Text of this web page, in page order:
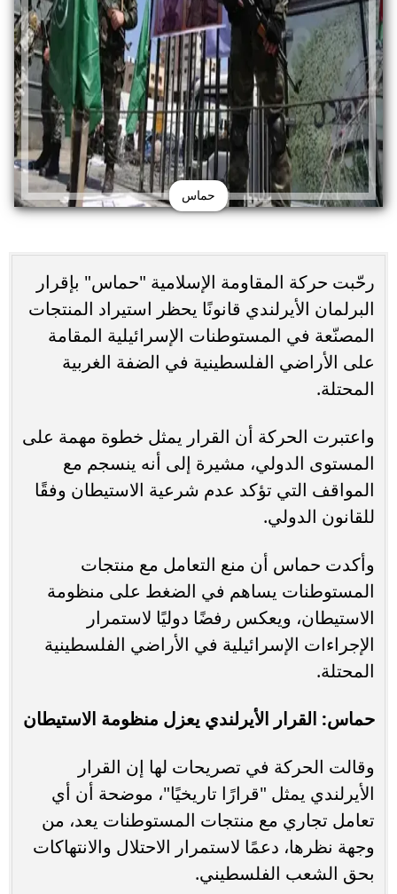
حماس
رحّبت حركة المقاومة الإسلامية "حماس" بإقرار
البرلمان الأيرلندي قانونًا يحظر استيراد المنتجات
المصنّعة في المستوطنات الإسرائيلية المقامة
على الأراضي الفلسطينية في الضفة الغربية
المحتلة.
واعتبرت الحركة أن القرار يمثل خطوة مهمة على
المستوى الدولي، مشيرة إلى أنه ينسجم مع
المواقف التي تؤكد عدم شرعية الاستيطان وفقًا
للقانون الدولي.
وأكدت حماس أن منع التعامل مع منتجات
المستوطنات يساهم في الضغط على منظومة
الاستيطان، ويعكس رفضًا دوليًا لاستمرار
الإجراءات الإسرائيلية في الأراضي الفلسطينية
المحتلة.
حماس: القرار الأيرلندي يعزل منظومة الاستيطان
وقالت الحركة في تصريحات لها إن القرار
الأيرلندي يمثل "قرارًا تاريخيًا"، موضحة أن أي
تعامل تجاري مع منتجات المستوطنات يعد، من
وجهة نظرها، دعمًا لاستمرار الاحتلال والانتهاكات
بحق الشعب الفلسطيني.